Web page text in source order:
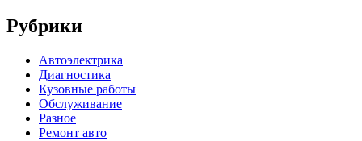
Рубрики
Автоэлектрика
Диагностика
Кузовные работы
Обслуживание
Разное
Ремонт авто